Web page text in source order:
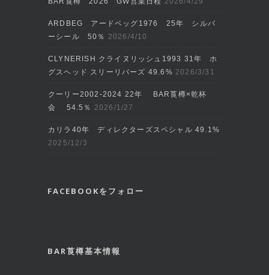
ARDBEG アードベッグ1976 25年 シルバ
ーシール 50％
2026/4/10
CLYNERISH クライヌリッシュ1993 31年 ホ
グスヘッド スリーリバーズ 49.6% 2026/3/31
クーリー2002‐2024 22年 BAR莨樽×乾杯
会 54.5％
2026/1/27
カリラ40年 ディレクターズスペシャル 49.1%
2025/12/3
FACEBOOKをフォロー
BAR莨樽基本情報